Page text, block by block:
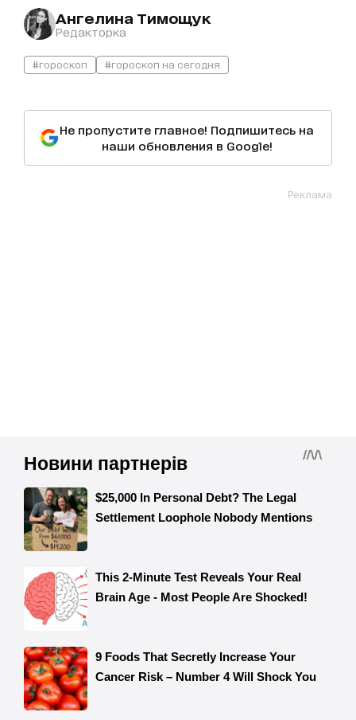
Ангелина Тимощук
Редакторка
#гороскоп #гороскоп на сегодня
Не пропустите главное! Подпишитесь на
наши обновления в Google!
Реклама